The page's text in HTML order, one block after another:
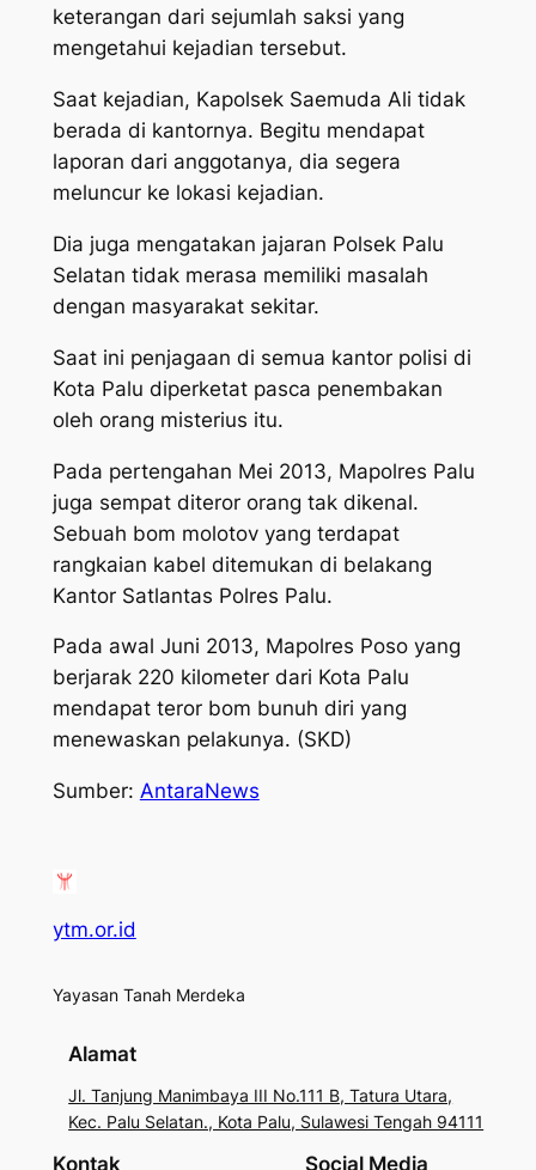
keterangan dari sejumlah saksi yang
mengetahui kejadian tersebut.
Saat kejadian, Kapolsek Saemuda Ali tidak
berada di kantornya. Begitu mendapat
laporan dari anggotanya, dia segera
meluncur ke lokasi kejadian.
Dia juga mengatakan jajaran Polsek Palu
Selatan tidak merasa memiliki masalah
dengan masyarakat sekitar.
Saat ini penjagaan di semua kantor polisi di
Kota Palu diperketat pasca penembakan
oleh orang misterius itu.
Pada pertengahan Mei 2013, Mapolres Palu
juga sempat diteror orang tak dikenal.
Sebuah bom molotov yang terdapat
rangkaian kabel ditemukan di belakang
Kantor Satlantas Polres Palu.
Pada awal Juni 2013, Mapolres Poso yang
berjarak 220 kilometer dari Kota Palu
mendapat teror bom bunuh diri yang
menewaskan pelakunya. (SKD)
Sumber: AntaraNews
ytm.or.id
Yayasan Tanah Merdeka
Alamat
Jl. Tanjung Manimbaya III No.111 B, Tatura Utara,
Kec. Palu Selatan., Kota Palu, Sulawesi Tengah 94111
Kontak Social Media